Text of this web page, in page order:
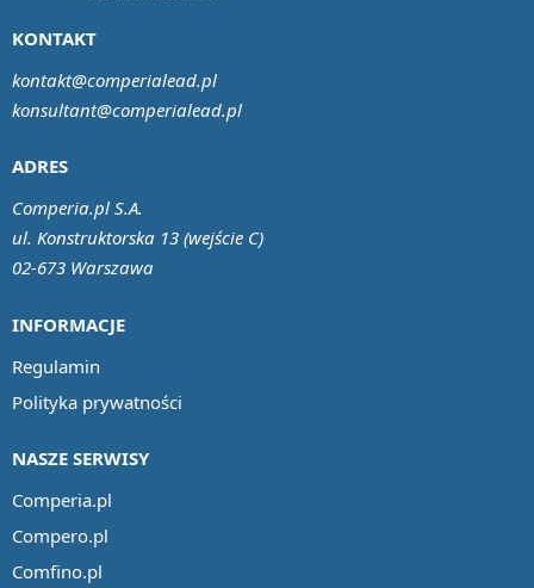
INFORMACJE
Regulamin
Polityka prywatności
NASZE SERWISY
Comperia.pl
Compero.pl
Comfino.pl
ADRES
Comperia.pl S.A.
ul. Konstruktorska 13 (wejście C)
02-673 Warszawa
KONTAKT
kontakt@comperialead.pl
konsultant@comperialead.pl